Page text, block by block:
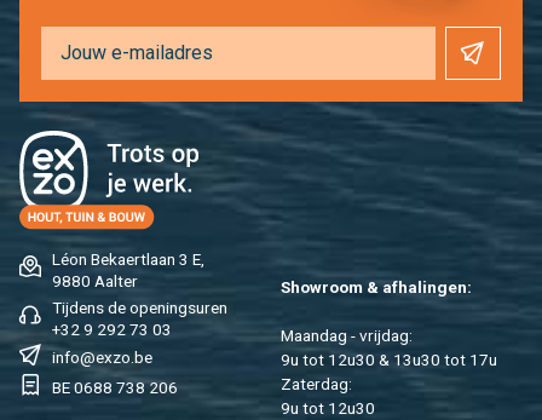
Léon Be­kaert­laan 3 E,
9880 Aal­ter
Tij­dens de ope­nings­uren
+32 9 292 73 03
info@​exzo.​be
BE 0688 738 206
Show­room & af­ha­lin­gen:
Maan­dag - vrij­dag:
9u tot 12u30 & 13u30 tot 17u
Za­ter­dag:
9u tot 12u30